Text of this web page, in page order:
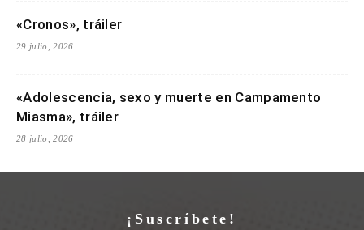
«Cronos», tráiler
29 julio, 2026
«Adolescencia, sexo y muerte en Campamento
Miasma», tráiler
28 julio, 2026
¡Suscríbete!